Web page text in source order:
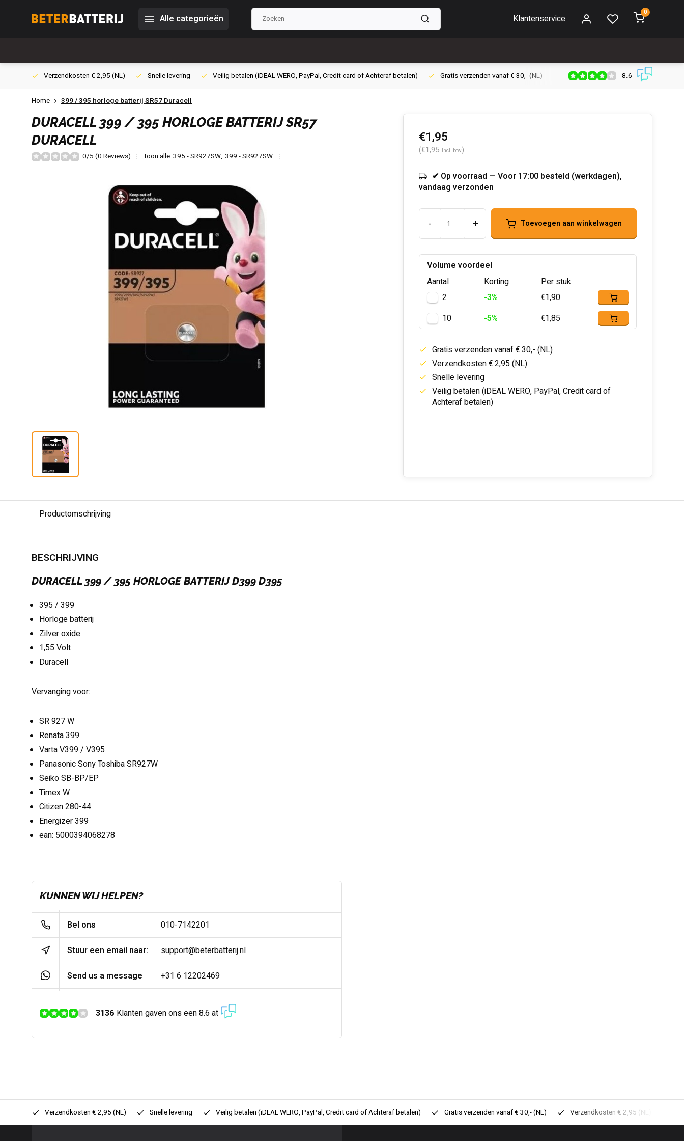
Alle categorieën Klantenservice
0
Verzendkosten € 2,95 (NL) Snelle levering Veilig betalen (iDEAL WERO, PayPal, Credit card of Achteraf betalen) Gratis verzenden vanaf € 30,- (NL) Verzendkosten € 2,95 (NL)
8.6
Home 399 / 395 horloge batterij SR57 Duracell
DURACELL399 / 395 HORLOGE BATTERIJ SR57
DURACELL
0/5 (0 Reviews) Toon alle:395 - SR927SW, 399 - SR927SW
€1,95
(€1,95 Incl. btw)
✔ Op voorraad — Voor 17:00 besteld (werkdagen),
vandaag verzonden
- + Toevoegen aan winkelwagen
Volume voordeel
Aantal
Korting
Per stuk
2
-3%
€1,90
10
-5% €1,85
Gratis verzenden vanaf € 30,- (NL)
Verzendkosten € 2,95 (NL)
Snelle levering
Veilig betalen (iDEAL WERO, PayPal, Credit card of
Achteraf betalen)
Productomschrijving
BESCHRIJVING
DURACELL 399 / 395 HORLOGE BATTERIJ D399 D395
395 / 399
Horloge batterij
Zilver oxide
1,55 Volt
Duracell
Vervanging voor:
SR 927 W
Renata 399
Varta V399 / V395
Panasonic Sony Toshiba SR927W
Seiko SB-BP/EP
Timex W
Citizen 280-44
Energizer 399
ean: 5000394068278
KUNNEN WIJ HELPEN?
Bel ons 010-7142201
Stuur een email naar: support@beterbatterij.nl
Send us a message +31 6 12202469
3136 Klanten gaven ons een 8.6 at
Verzendkosten € 2,95 (NL) Snelle levering Veilig betalen (iDEAL WERO, PayPal, Credit card of Achteraf betalen) Gratis verzenden vanaf € 30,- (NL) Verzendkosten € 2,95 (NL)